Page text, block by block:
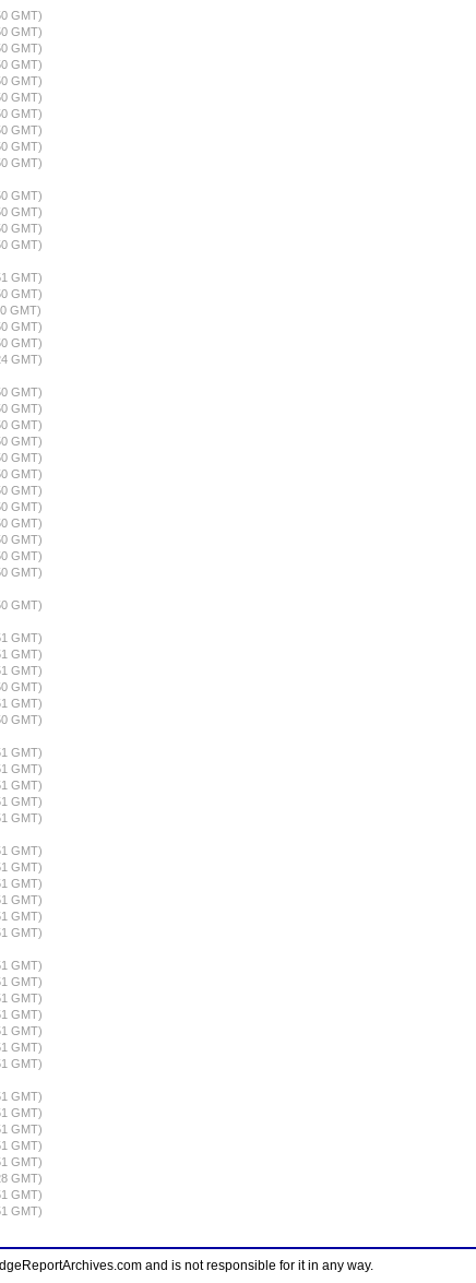
GMT)
GMT)
GMT)
GMT)
GMT)
GMT)
GMT)
GMT)
GMT)
GMT)
GMT)
GMT)
GMT)
GMT)
GMT)
GMT)
GMT)
GMT)
GMT)
GMT)
GMT)
GMT)
GMT)
GMT)
GMT)
GMT)
GMT)
GMT)
GMT)
GMT)
GMT)
GMT)
GMT)
GMT)
GMT)
GMT)
GMT)
GMT)
GMT)
GMT)
GMT)
GMT)
GMT)
GMT)
GMT)
GMT)
GMT)
GMT)
GMT)
GMT)
GMT)
GMT)
GMT)
GMT)
GMT)
GMT)
GMT)
GMT)
GMT)
GMT)
GMT)
GMT)
GMT)
GMT)
GMT)
and is not responsible for it in any way.